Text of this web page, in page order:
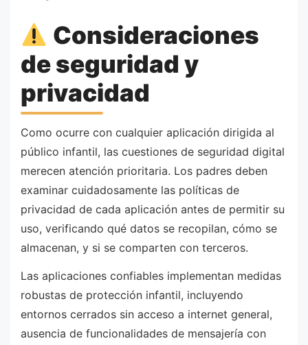
Consideraciones
de seguridad y
privacidad
Como ocurre con cualquier aplicación dirigida al
público infantil, las cuestiones de seguridad digital
merecen atención prioritaria. Los padres deben
examinar cuidadosamente las políticas de
privacidad de cada aplicación antes de permitir su
uso, verificando qué datos se recopilan, cómo se
almacenan, y si se comparten con terceros.
Las aplicaciones confiables implementan medidas
robustas de protección infantil, incluyendo
entornos cerrados sin acceso a internet general,
ausencia de funcionalidades de mensajería con